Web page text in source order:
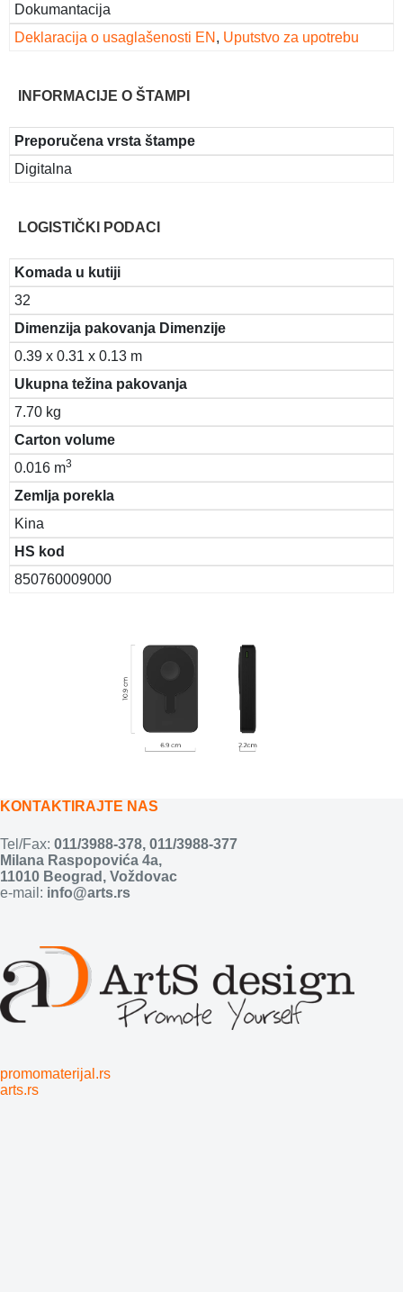
Dokumantacija
Deklaracija o usaglašenosti EN , Uputstvo za upotrebu
INFORMACIJE O ŠTAMPI
Preporučena vrsta štampe
Digitalna
LOGISTIČKI PODACI
Komada u kutiji
32
Dimenzija pakovanja Dimenzije
0.39 x 0.31 x 0.13 m
Ukupna težina pakovanja
7.70 kg
Carton volume
0.016 m3
Zemlja porekla
Kina
HS kod
850760009000
KONTAKTIRAJTE NAS
Tel/Fax: 011/3988-378, 011/3988-377
Milana Raspopovića 4a,
11010 Beograd, Voždovac
e-mail: info@arts.rs
promomaterijal.rs
arts.rs